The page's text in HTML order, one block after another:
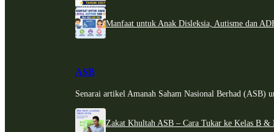
Manfaat untuk Anak Disleksia, Autisme dan
ASB
Senarai artikel Amanah Saham Nasional Berhad (ASB)
Zakat Khultah ASB – Cara Tukar ke Kelas B &